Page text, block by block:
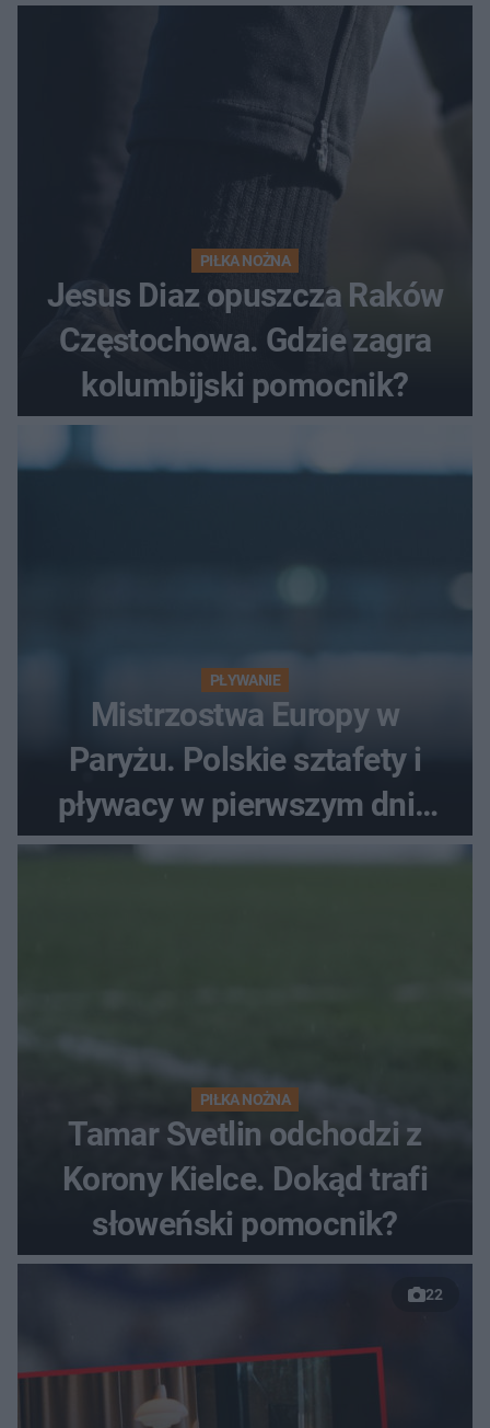
PIŁKA NOŻNA
Jesus Diaz opuszcza Raków
Częstochowa. Gdzie zagra
kolumbijski pomocnik?
PŁYWANIE
Mistrzostwa Europy w
Paryżu. Polskie sztafety i
pływacy w pierwszym dniu
finałów
PIŁKA NOŻNA
Tamar Svetlin odchodzi z
Korony Kielce. Dokąd trafi
słoweński pomocnik?
22